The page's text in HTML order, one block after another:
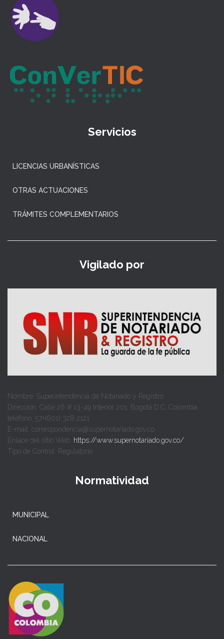
Servicios
LICENCIAS URBANÍSTICAS
OTRAS ACTUACIONES
TRÁMITES COMPLEMENTARIOS
Vigilado por
Nombre: Superintendencia de Notariado y Registro
Dirección: Calle 26 # 13-49 Interior 201, Bogotá D.C. Colombia.
teléfono: 57+(601) 328 2121
E-mail: correspondencia@supernotariado.gov.co
Enlace del sitio Web: https://www.supernotariado.gov.co/
Tipo de Control: Regulatorio
Normatividad
MUNICIPAL
NACIONAL